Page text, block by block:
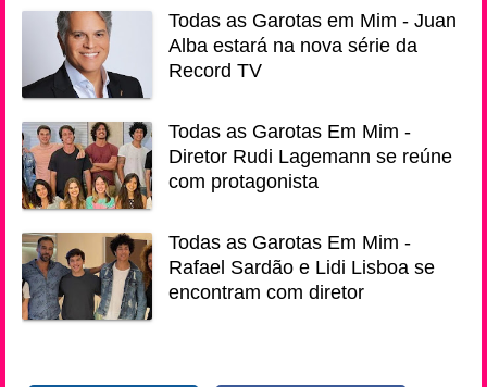
Todas as Garotas em Mim - Juan
Alba estará na nova série da
Record TV
Todas as Garotas Em Mim -
Diretor Rudi Lagemann se reúne
com protagonista
Todas as Garotas Em Mim -
Rafael Sardão e Lidi Lisboa se
encontram com diretor